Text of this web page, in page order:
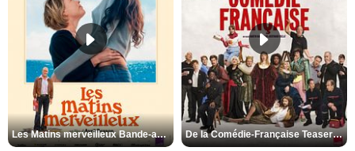
Les Matins merveilleux Bande-annonce VF De la Comédie-Française Teaser VF